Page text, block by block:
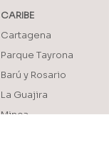
CARIBE
Cartagena
Parque Tayrona
Barú y Rosario
La Guajira
Minca